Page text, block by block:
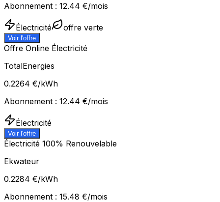
Abonnement : 12.44 €/mois
Électricité offre verte
Voir l'offre
Offre Online Électricité
TotalEnergies
0.2264 €/kWh
Abonnement : 12.44 €/mois
Électricité
Voir l'offre
Électricité 100% Renouvelable
Ekwateur
0.2284 €/kWh
Abonnement : 15.48 €/mois